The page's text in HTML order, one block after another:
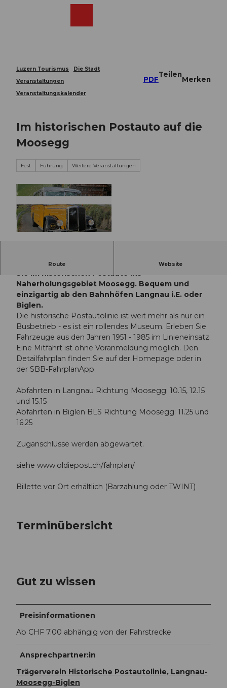
Luzern Tourismus
Die Stadt
Veranstaltungen
Veranstaltungskalender
PDF
Teilen
Merken
Im historischen Postauto auf die
Moosegg
Fest Führung Weitere Veranstaltungen
Route Website
Gönnen Sie Ihrem Auto eine Auszeit und reisen
Sie im historischen Postauto ins
Naherholungsgebiet Moosegg. Bequem und
einzigartig ab den Bahnhöfen Langnau i.E. oder
Biglen.
Die historische Postautolinie ist weit mehr als nur ein
Busbetrieb - es ist ein rollendes Museum. Erleben Sie
Fahrzeuge aus den Jahren 1951 - 1985 im Linieneinsatz.
Eine Mitfahrt ist ohne Voranmeldung möglich. Den
Detailfahrplan finden Sie auf der Homepage oder in
der SBB-FahrplanApp.
Abfahrten in Langnau Richtung Moosegg: 10.15, 12.15
und 15.15
Abfahrten in Biglen BLS Richtung Moosegg: 11.25 und
16.25
Zuganschlüsse werden abgewartet.
siehe www.oldiepost.ch/fahrplan/
Billette vor Ort erhältlich (Barzahlung oder TWINT)
Terminübersicht
Gut zu wissen
Preisinformationen
Ab CHF 7.00 abhängig von der Fahrstrecke
Ansprechpartner:in
Trägerverein Historische Postautolinie, Langnau-
Moosegg-Biglen